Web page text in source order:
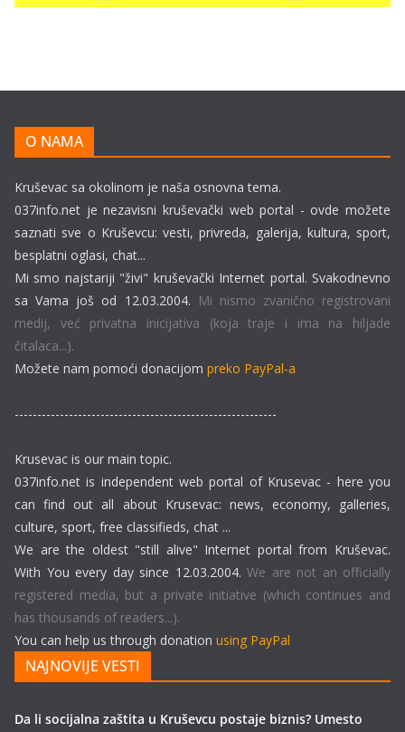
O NAMA
Kruševac sa okolinom je naša osnovna tema.
037info.net je nezavisni kruševački web portal - ovde možete
saznati sve o Kruševcu: vesti, privreda, galerija, kultura, sport,
besplatni oglasi, chat...
Mi smo najstariji "živi" kruševački Internet portal. Svakodnevno
sa Vama još od 12.03.2004. Mi nismo zvanično registrovani
medij, već privatna inicijativa (koja traje i ima na hiljade
čitalaca...).
Možete nam pomoći donacijom preko PayPal-a
----------------------------------------------------------
Krusevac is our main topic.
037info.net is independent web portal of Krusevac - here you
can find out all about Krusevac: news, economy, galleries,
culture, sport, free classifieds, chat ...
We are the oldest "still alive" Internet portal from Kruševac.
With You every day since 12.03.2004. We are not an officially
registered media, but a private initiative (which continues and
has thousands of readers...).
You can help us through donation using PayPal
NAJNOVIJE VESTI
Da li socijalna zaštita u Kruševcu postaje biznis? Umesto